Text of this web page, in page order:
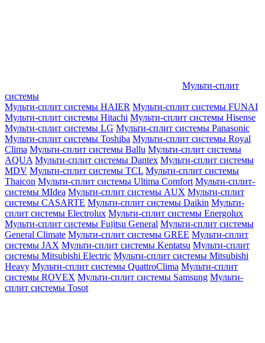
Мульти-сплит
системы
Мульти-сплит системы HAIER Мульти-сплит системы FUNAI
Мульти-сплит системы Hitachi Мульти-сплит системы Hisense
Мульти-сплит системы LG Мульти-сплит системы Panasonic
Мульти-сплит системы Toshiba Мульти-сплит системы Royal
Clima Мульти-сплит системы Ballu Мульти-сплит системы
AQUA Мульти-сплит системы Dantex Мульти-сплит системы
MDV Мульти-сплит системы TCL Мульти-сплит системы
Thaicon Мульти-сплит системы Ultima Comfort Мульти-сплит-
системы MIdea Мульти-сплит системы AUX Мульти-сплит
системы CASARTE Мульти-сплит системы Daikin Мульти-
сплит системы Electrolux Мульти-сплит системы Energolux
Мульти-сплит системы Fujitsu General Мульти-сплит системы
General Climate Мульти-сплит системы GREE Мульти-сплит
системы JAX Мульти-сплит системы Kentatsu Мульти-сплит
системы Mitsubishi Electric Мульти-сплит системы Mitsubishi
Heavy Мульти-сплит системы QuattroClima Мульти-сплит
системы ROVEX Мульти-сплит системы Samsung Мульти-
сплит системы Tosot